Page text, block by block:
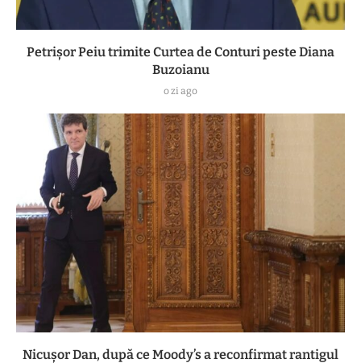
Petrișor Peiu trimite Curtea de Conturi peste Diana
Buzoianu
o zi ago
Nicușor Dan, după ce Moody’s a reconfirmat rantigul